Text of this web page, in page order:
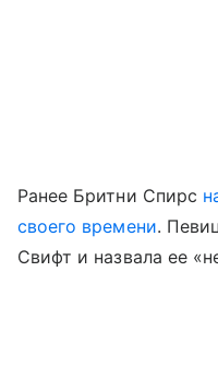
Ранее Бритни Спирс
своего времени.
Свифт и назвала ее